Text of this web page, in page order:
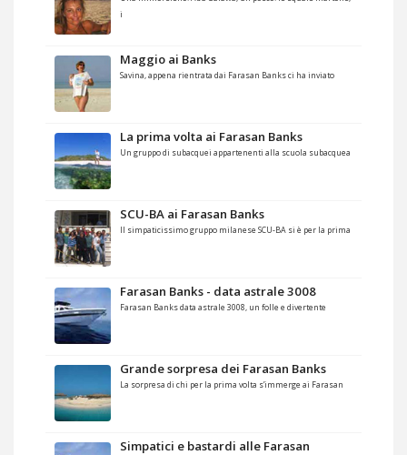
i
Maggio ai Banks
Savina, appena rientrata dai Farasan Banks ci ha inviato
La prima volta ai Farasan Banks
Un gruppo di subacquei appartenenti alla scuola subacquea
SCU-BA ai Farasan Banks
Il simpaticissimo gruppo milanese SCU-BA si è per la prima
Farasan Banks - data astrale 3008
Farasan Banks data astrale 3008, un folle e divertente
Grande sorpresa dei Farasan Banks
La sorpresa di chi per la prima volta s’immerge ai Farasan
Simpatici e bastardi alle Farasan